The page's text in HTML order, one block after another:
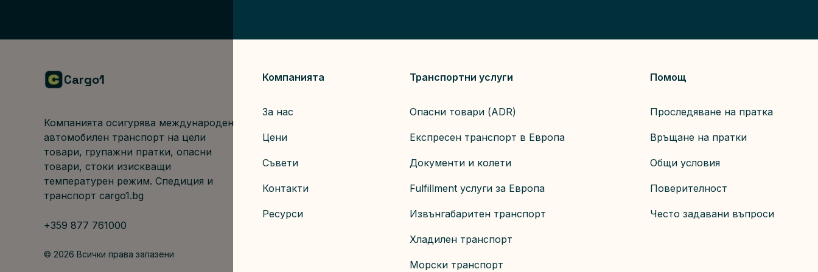
Cargo1
Компанията осигурява международен
автомобилен транспорт на цели
товари, групажни пратки, опасни
товари, стоки изискващи
температурен режим. Спедиция и
транспорт cargo1.bg
+359 877 761000
© 2026 Всички права запазени
Компанията
За нас
Цени
Съвети
Контакти
Ресурси
Транспортни услуги
Опасни товари (ADR)
Експресен транспорт в Европа
Документи и колети
Fulfillment услуги за Европа
Извънгабаритен транспорт
Хладилен транспорт
Морски транспорт
Помощ
Проследяване на пратка
Връщане на пратки
Общи условия
Поверителност
Често задавани въпроси